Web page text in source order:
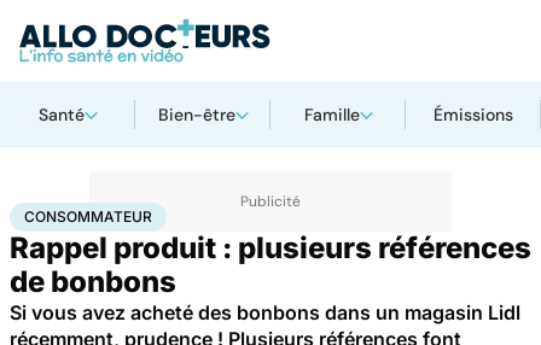
Santé Bien-être Famille Émissions
AccueilSantéConsommateur
CONSOMMATEUR
Rappel produit : plusieurs références
de bonbons
Si vous avez acheté des bonbons dans un magasin Lidl
récemment, prudence ! Plusieurs références font